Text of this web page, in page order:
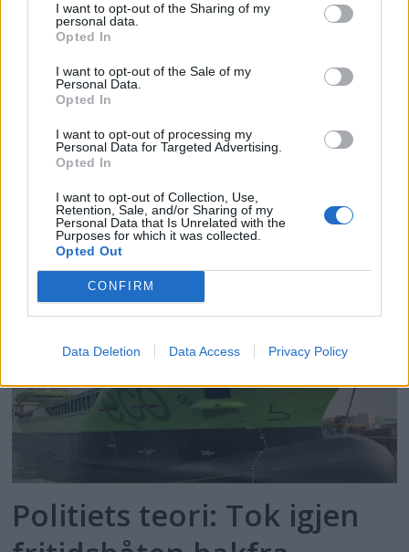
I want to opt-out of the Sharing of my
personal data.
Opted In
I want to opt-out of the Sale of my
Personal Data.
Opted In
I want to opt-out of processing my
Personal Data for Targeted Advertising.
Opted In
I want to opt-out of Collection, Use,
Retention, Sale, and/or Sharing of my
Personal Data that Is Unrelated with the
Purposes for which it was collected.
Opted Out
CONFIRM
Data Deletion Data Access Privacy Policy
PLUS
Satser på Sting, øker
salget
Politiets teori: Tok igjen